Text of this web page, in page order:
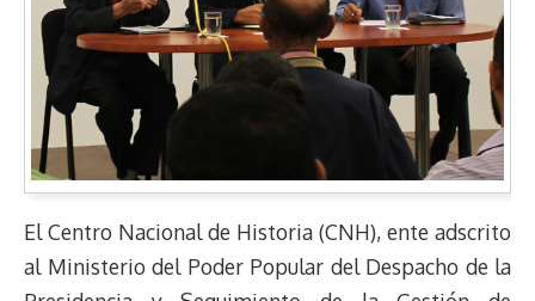
El Centro Nacional de Historia (CNH), ente adscrito
al Ministerio del Poder Popular del Despacho de la